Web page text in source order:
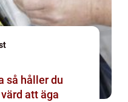
att äga